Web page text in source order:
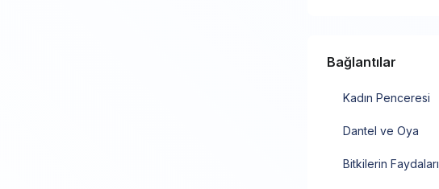
Bağlantılar
Kadın Penceresi
Dantel ve Oya
Bitkilerin Faydaları